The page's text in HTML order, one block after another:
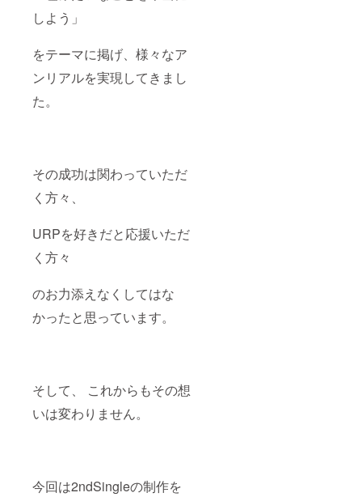
しよう」
をテーマに掲げ、様々なア
ンリアルを実現してきまし
た。
その成功は関わっていただ
く方々、
URPを好きだと応援いただ
く方々
のお力添えなくしてはな
かったと思っています。
そして、 これからもその想
いは変わりません。
今回は2ndSingleの制作を